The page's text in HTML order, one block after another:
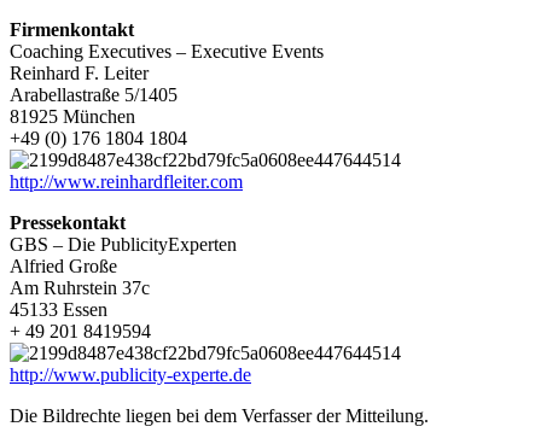
Firmenkontakt
Coaching Executives – Executive Events
Reinhard F. Leiter
Arabellastraße 5/1405
81925 München
+49 (0) 176 1804 1804
http://www.reinhardfleiter.com
Pressekontakt
GBS – Die PublicityExperten
Alfried Große
Am Ruhrstein 37c
45133 Essen
+ 49 201 8419594
http://www.publicity-experte.de
Die Bildrechte liegen bei dem Verfasser der Mitteilung.